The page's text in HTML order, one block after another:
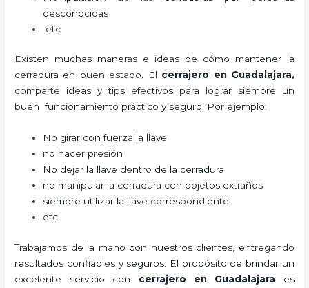
desconocidas
etc
Existen muchas maneras e ideas de cómo mantener la
cerradura en buen estado. El cerrajero en Guadalajara,
comparte ideas y tips efectivos para lograr siempre un
buen funcionamiento práctico y seguro. Por ejemplo:
No girar con fuerza la llave
no hacer presión
No dejar la llave dentro de la cerradura
no manipular la cerradura con objetos extraños
siempre utilizar la llave correspondiente
etc.
Trabajamos de la mano con nuestros clientes, entregando
resultados confiables y seguros. El propósito de brindar un
excelente servicio con cerrajero en Guadalajara es